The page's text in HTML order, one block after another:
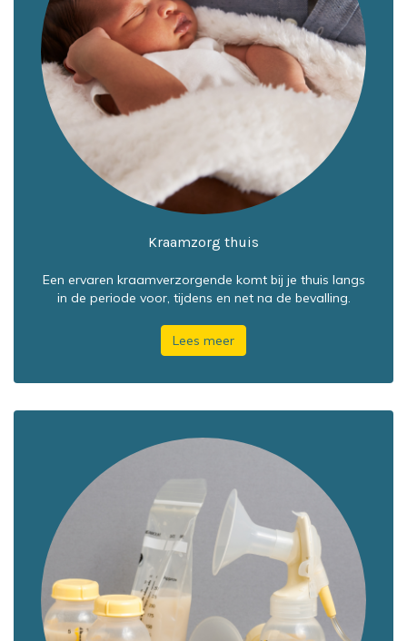
Kraamzorg thuis
Een ervaren kraamverzorgende komt bij je thuis langs
in de periode voor, tijdens en net na de bevalling.
Lees meer